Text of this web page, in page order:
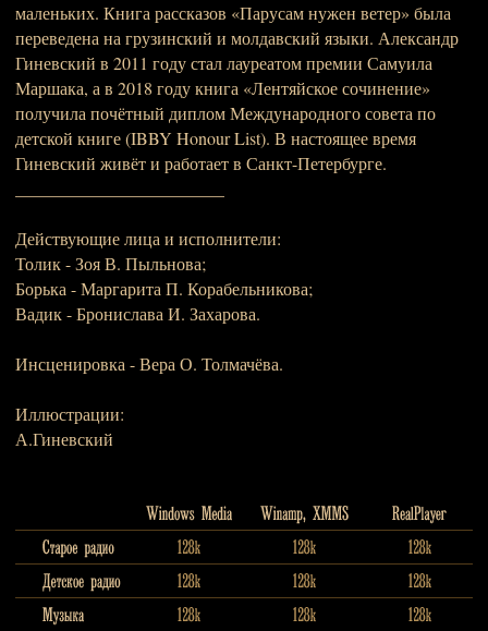
маленьких. Книга рассказов «Парусам нужен ветер» была
переведена на грузинский и молдавский языки. Александр
Гиневский в 2011 году стал лауреатом премии Самуила
Маршака, а в 2018 году книга «Лентяйское сочинение»
получила почётный диплом Международного совета по
детской книге (IBBY Honour List). В настоящее время
Гиневский живёт и работает в Санкт-Петербурге.
Действующие лица и исполнители:
Толик - Зоя В. Пыльнова;
Борька - Маргарита П. Корабельникова;
Вадик - Бронислава И. Захарова.
Инсценировка - Вера О. Толмачёва.
Иллюстрации:
А.Гиневский